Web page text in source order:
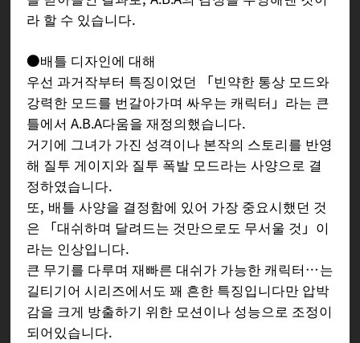
본래의 도끼 모습으로부터 멀어져갔다.
또한 인간의 모습이 되지 않은 것은
자신 곁을 떠나지 않을까」하는 아바의
무의식적인 공포 때문이며, 파라켈스
본인은 그걸 알고 있었다.
오랫동안 함께 있던 중, 그녀와의 여행
도 나쁘지 않다고 생각하기 시작했지
만, 그것을 어떻게 전할지 고민하고 있
었다.
라 할 수 있습니다.
●배틀 디자인에 대해
우선 과거작부터 특징이었던 「빈약한 통상 모드와
강력한 모드를 번갈아가며 싸우는 캐릭터」라는 큰
틀에서 A.B.A다움을 재정의했습니다.
거기에 그녀가 가진 성격이나 본작의 스토리를 반영
해 질투 게이지와 질투 폭발 모드라는 사양으로 결
정하였습니다.
또, 배틀 사양을 결정함에 있어 가장 중요시했던 것
은 「대쉬하며 달려드는 것만으로도 무서울 것」이
라는 인상입니다.
큰 무기를 다루며 재빠른 대쉬가 가능한 캐릭터…는
길티기어 시리즈에서도 꽤 흔한 특징입니다만 압박
감을 크게 방출하기 위한 모션이나 성능으로 조정이
되어있습니다.